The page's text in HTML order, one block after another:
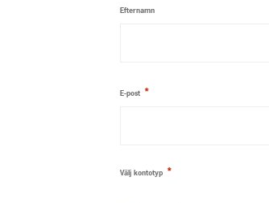
Efternamn
E-post *
Välj kontotyp *